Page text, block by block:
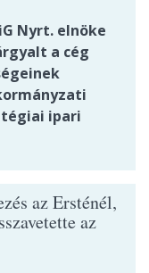
Nyrt. elnöke
a cég
ipari
az Ersténél,
az